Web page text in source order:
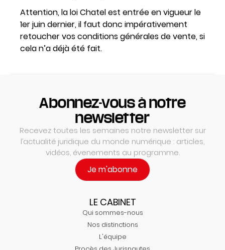
Attention, la loi Chatel est entrée en vigueur le
1er juin dernier, il faut donc impérativement
retoucher vos conditions générales de vente, si
cela n’a déjà été fait.
Abonnez-vous à notre
newsletter
Recevez toutes les semaines notre newsletter sur
l’actualité juridique du monde numérique : articles,
vidéos, évenements au programme.
Je m'abonne
LE CABINET
Qui sommes-nous
Nos distinctions
L'équipe